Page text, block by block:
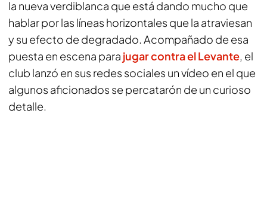
la nueva verdiblanca que está dando mucho que
hablar por las líneas horizontales que la atraviesan
y su efecto de degradado. Acompañado de esa
puesta en escena para jugar contra el Levante, el
club lanzó en sus redes sociales un vídeo en el que
algunos aficionados se percatarón de un curioso
detalle.